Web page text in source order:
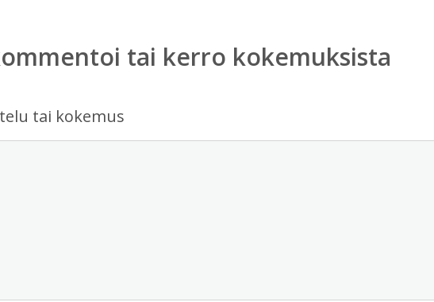
tai kerro kokemuksista
tai kokemus